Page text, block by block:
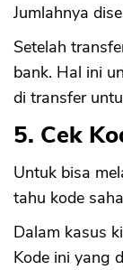
Jumlahnya
Setelah
bank. Hal ini
di transfer
5. Cek
Untuk bisa
tahu kode
Dalam kasus
Kode ini yang